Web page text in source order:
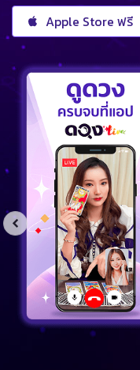
Apple Store ฟรี